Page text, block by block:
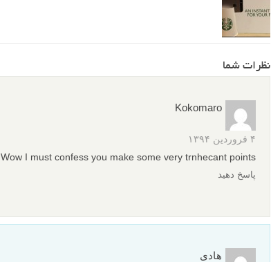
نظرات شما
Kokomaro
۴ فروردین ۱۳۹۴
Wow I must confess you make some very trnhecant points.
پاسخ دهید
هادی